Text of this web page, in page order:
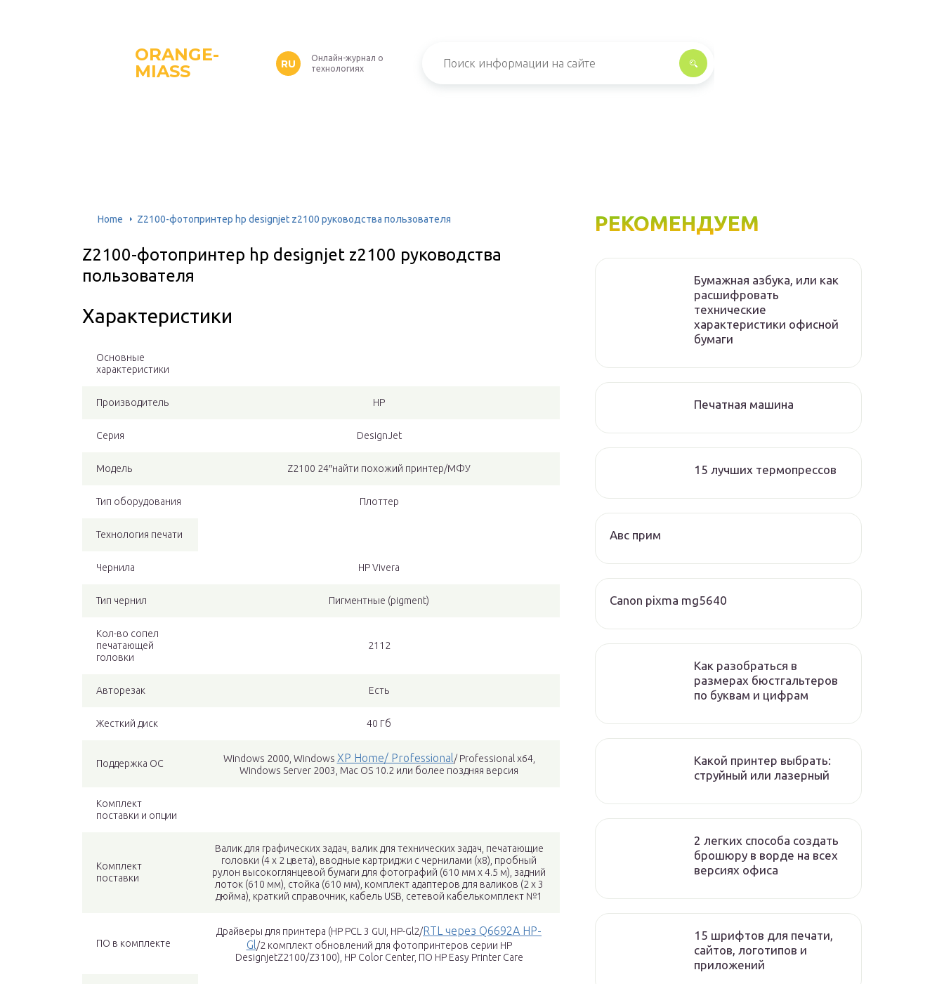
ORANGE-
MIASS
RU
Онлайн-журнал о
технологиях
Home Z2100-фотопринтер hp designjet z2100 руководства пользователя
Z2100-фотопринтер hp designjet z2100 руководства
пользователя
Характеристики
Основные
характеристики
Производитель HP
Серия DesignJet
Модель Z2100 24″найти похожий принтер/МФУ
Тип оборудования Плоттер
Технология печати
Чернила HP Vivera
Тип чернил Пигментные (pigment)
Кол-во сопел
печатающей
головки
2112
Авторезак Есть
Жесткий диск 40 Гб
Поддержка ОС Windows 2000, Windows XP Home/ Professional/ Professional x64,
Windows Server 2003, Mac OS 10.2 или более поздняя версия
Комплект
поставки и опции
Комплект
поставки
Валик для графических задач, валик для технических задач, печатающие
головки (4 х 2 цвета), вводные картриджи с чернилами (х8), пробный
рулон высокоглянцевой бумаги для фотографий (610 мм х 4.5 м), задний
лоток (610 мм), стойка (610 мм), комплект адаптеров для валиков (2 x 3
дюйма), краткий справочник, кабель USB, сетевой кабелькомплект №1
ПО в комплекте
Драйверы для принтера (HP PCL 3 GUI, HP-Gl2/RTL через Q6692A HP-
Gl/2 комплект обновлений для фотопринтеров серии HP
DesignjetZ2100/Z3100), HP Color Center, ПО HP Easy Printer Care
РЕКОМЕНДУЕМ
Бумажная азбука, или как
расшифровать
технические
характеристики офисной
бумаги
Печатная машина
15 лучших термопрессов
Авс прим
Canon pixma mg5640
Как разобраться в
размерах бюстгальтеров
по буквам и цифрам
Какой принтер выбрать:
струйный или лазерный
2 легких способа создать
брошюру в ворде на всех
версиях офиса
15 шрифтов для печати,
сайтов, логотипов и
приложений